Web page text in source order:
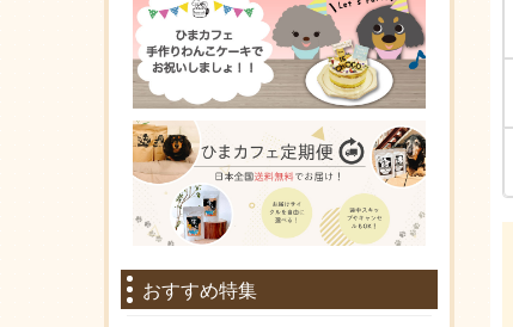
おすすめ特集